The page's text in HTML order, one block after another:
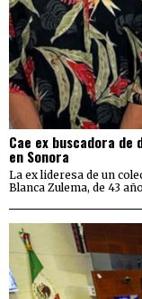
Cae ex buscadora
en Sonora
La ex lideresa de un
Blanca Zulema, de 43